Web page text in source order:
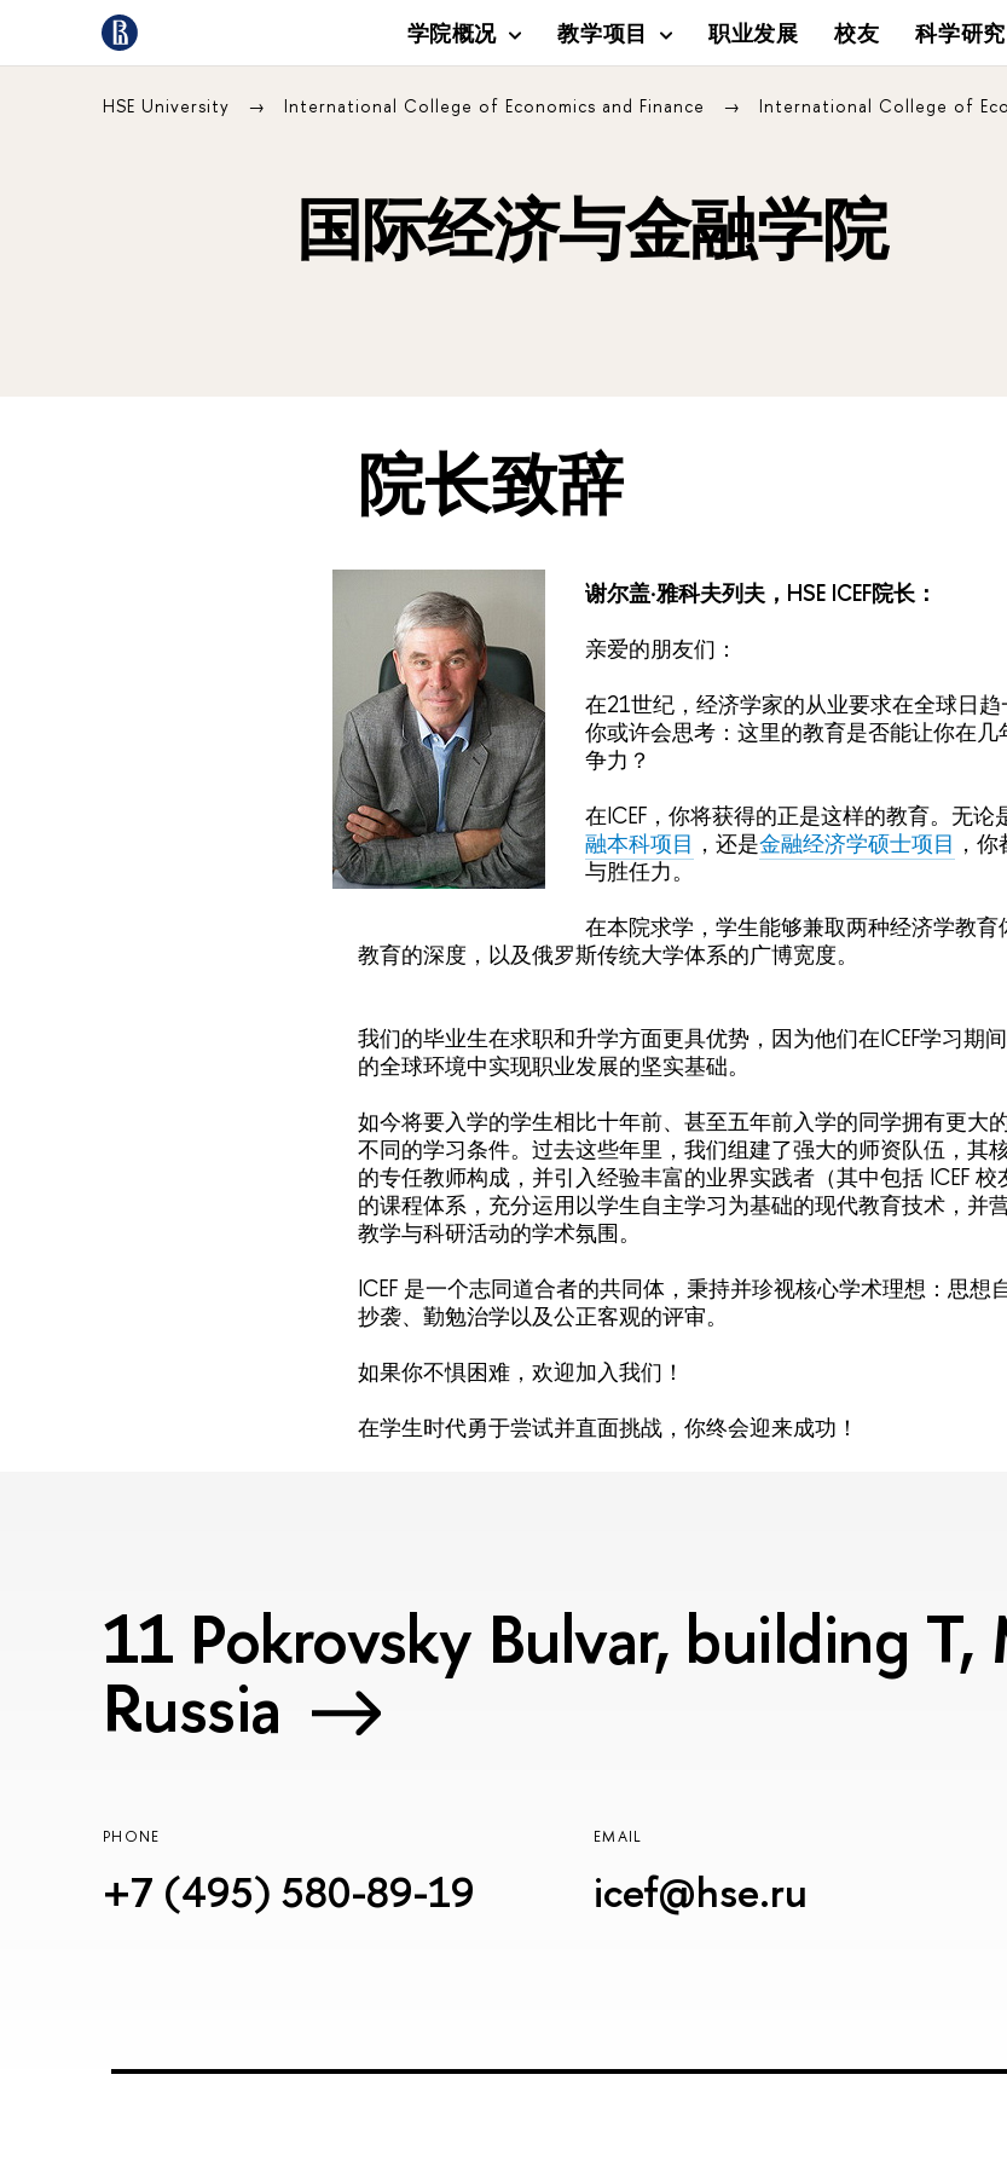
学院概况 教学项目 职业发展 校友 科学研究
HSE University International College of Economics and Finance ‍International College of
国际经济与金融学院
院长致辞
谢尔盖·雅科夫列夫，HSE ICEF院长：
亲爱的朋友们：
在21世纪，经济学家的从业要求在全球日
你或许会思考：这里的教育是否能让你在
争力？
在ICEF，你将获得的正是这样的教育。无论
融本科项目 ，还是金融经济学硕士项目 ，
与胜任力。
在本院求学，学生能够兼取两种经济学教
教育的深度，以及俄罗斯传统大学体系的广博宽度。
我们的毕业生在求职和升学方面更具优势，因为他们在ICEF学习期
的全球环境中实现职业发展的坚实基础。
如今将要入学的学生相比十年前、甚至五年前入学的同学拥有更大
不同的学习条件。过去这些年里，我们组建了强大的师资队伍，其
的专任教师构成，并引入经验丰富的业界实践者（其中包括 ICEF
的课程体系，充分运用以学生自主学习为基础的现代教育技术，并
教学与科研活动的学术氛围。
ICEF 是一个志同道合者的共同体，秉持并珍视核心学术理想：思想
抄袭、勤勉治学以及公正客观的评审。
如果你不惧困难，欢迎加入我们！
在学生时代勇于尝试并直面挑战，你终会迎来成功！
11 Pokrovsky Bulvar, building
Russia
PHONE
+7 (495) 580-89-19
EMAIL
icef@hse.ru